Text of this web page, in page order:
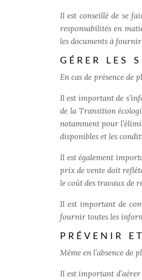
Il est conseillé de se
responsabilités en
les documents à
GÉRER LES
En cas de présence
Il est important de
de la Transition
notamment pour
disponibles et les
Il est également
prix de vente doit
le coût des travaux de
Il est important de
fournir toutes les
PRÉVENIR
Même en l’absence
Il est important